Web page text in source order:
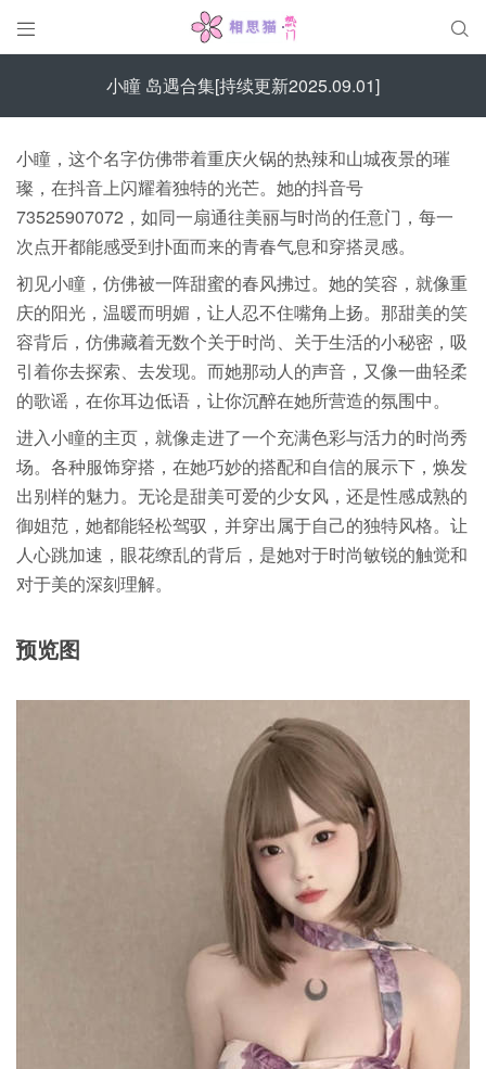
 
小瞳 岛遇合集[持续更新2025.09.01]
小瞳，这个名字仿佛带着重庆火锅的热辣和山城夜景的璀
璨，在抖音上闪耀着独特的光芒。她的抖音号
73525907072，如同一扇通往美丽与时尚的任意门，每一
次点开都能感受到扑面而来的青春气息和穿搭灵感。
初见小瞳，仿佛被一阵甜蜜的春风拂过。她的笑容，就像重
庆的阳光，温暖而明媚，让人忍不住嘴角上扬。那甜美的笑
容背后，仿佛藏着无数个关于时尚、关于生活的小秘密，吸
引着你去探索、去发现。而她那动人的声音，又像一曲轻柔
的歌谣，在你耳边低语，让你沉醉在她所营造的氛围中。
进入小瞳的主页，就像走进了一个充满色彩与活力的时尚秀
场。各种服饰穿搭，在她巧妙的搭配和自信的展示下，焕发
出别样的魅力。无论是甜美可爱的少女风，还是性感成熟的
御姐范，她都能轻松驾驭，并穿出属于自己的独特风格。让
人心跳加速，眼花缭乱的背后，是她对于时尚敏锐的触觉和
对于美的深刻理解。
预览图